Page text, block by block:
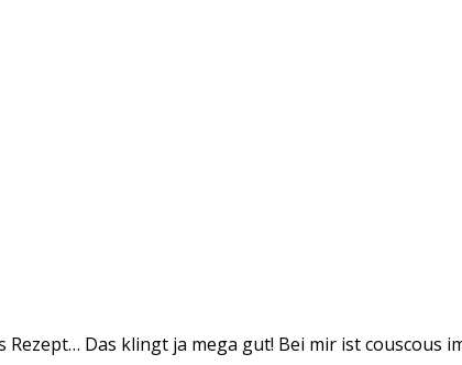
Das klingt ja mega gut! Bei mir ist couscous